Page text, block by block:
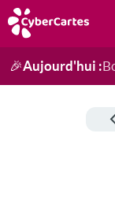
Anniversaire
Fête du jour
Amour
Amitié
Merci
Toutes les
🎉Aujourd'hui :